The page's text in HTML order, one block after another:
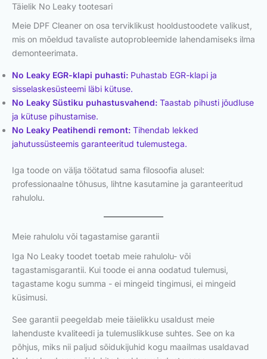
Täielik No Leaky tootesari
Meie DPF Cleaner on osa terviklikust hooldustoodete valikust,
mis on mõeldud tavaliste autoprobleemide lahendamiseks ilma
demonteerimata.
No Leaky EGR-klapi puhasti: Puhastab EGR-klapi ja
sisselaskesüsteemi läbi kütuse.
No Leaky Süstiku puhastusvahend: Taastab pihusti jõudluse
ja kütuse pihustamise.
No Leaky Peatihendi remont: Tihendab lekked
jahutussüsteemis garanteeritud tulemustega.
Iga toode on välja töötatud sama filosoofia alusel:
professionaalne tõhusus, lihtne kasutamine ja garanteeritud
rahulolu.
Meie rahulolu või tagastamise garantii
Iga No Leaky toodet toetab meie rahulolu- või
tagastamisgarantii. Kui toode ei anna oodatud tulemusi,
tagastame kogu summa - ei mingeid tingimusi, ei mingeid
küsimusi.
See garantii peegeldab meie täielikku usaldust meie
lahenduste kvaliteedi ja tulemuslikkuse suhtes. See on ka
põhjus, miks nii paljud sõidukijuhid kogu maailmas usaldavad